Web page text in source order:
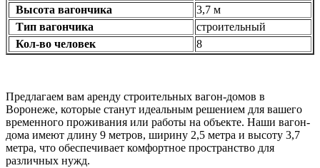
Высота вагончика
3,7 м
Тип вагончика
строительный
Кол-во человек
8
Предлагаем вам аренду строительных вагон-домов в
Воронеже, которые станут идеальным решением для вашего
временного проживания или работы на объекте. Наши вагон-
дома имеют длину 9 метров, ширину 2,5 метра и высоту 3,7
метра, что обеспечивает комфортное пространство для
различных нужд.